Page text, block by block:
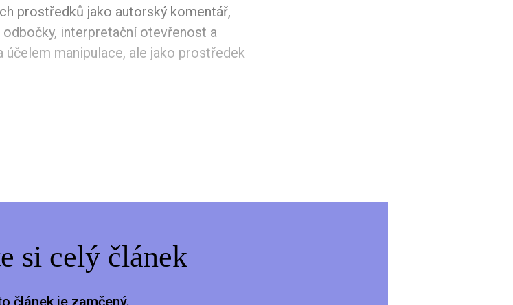
prostředků jako autorský komentář,
interpretační otevřenost a
manipulace, ale jako prostředek
si celý článek
článek je zamčený.